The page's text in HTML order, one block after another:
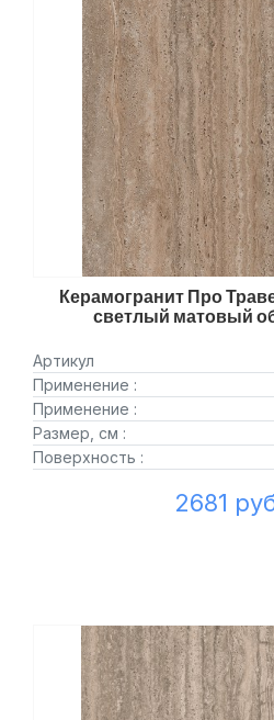
Керамогранит Про
светлый матовый
Артикул
Применение :
Применение :
Размер, см :
Поверхность :
2681